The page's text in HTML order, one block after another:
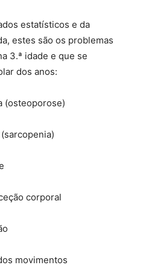
estatísticos e da
estes são os problemas
3.ª idade e que se
dos anos:
(osteoporose)
corporal
movimentos